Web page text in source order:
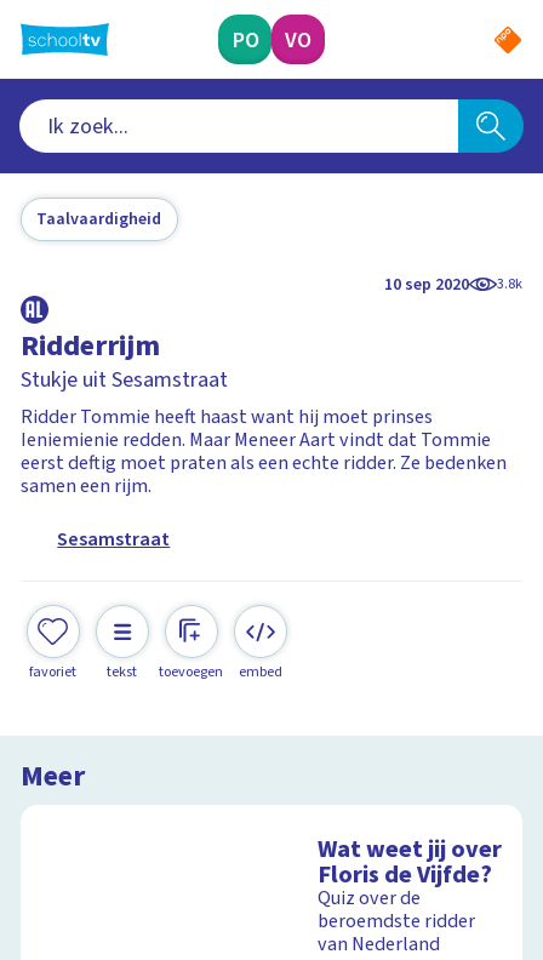
naar
hoofdinhoud
PO VO
Taalvaardigheid
10 sep 2020 3.8k
Ridderrijm
Stukje uit Sesamstraat
Ridder Tommie heeft haast want hij moet prinses
Ieniemienie redden. Maar Meneer Aart vindt dat Tommie
eerst deftig moet praten als een echte ridder. Ze bedenken
samen een rijm.
Sesamstraat
favoriet tekst toevoegen embed
Meer
Wat weet jij over
Floris de Vijfde?
Quiz over de
beroemdste ridder
van Nederland